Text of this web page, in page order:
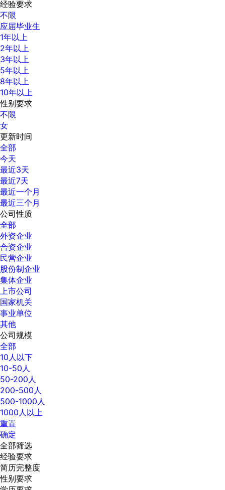
经验要求
不限
应届毕业生
1年以上
2年以上
3年以上
5年以上
8年以上
10年以上
性别要求
不限
女
更新时间
全部
今天
最近3天
最近7天
最近一个月
最近三个月
公司性质
全部
外资企业
合资企业
民营企业
股份制企业
集体企业
上市公司
国家机关
事业单位
其他
公司规模
全部
10人以下
10-50人
50-200人
200-500人
500-1000人
1000人以上
重置
确定
全部筛选
经验要求
简历完整度
性别要求